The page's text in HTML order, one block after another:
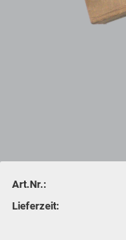
Art.Nr.:
Lieferzeit: